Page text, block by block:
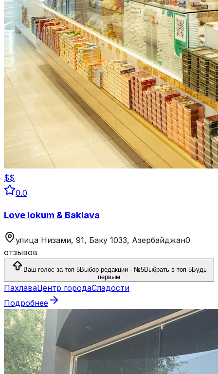
$$
0.0
Love lokum & Baklava
улица Низами, 91, Баку 1033, Азербайджан0
отзывов
Ваш голос за топ-5Выбор редакции · №5Выбрать в топ-5Будь
первым
ПахлаваЦентр городаСладости
Подробнее